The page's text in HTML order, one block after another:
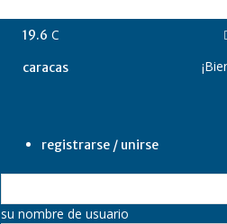
19.6 C
caracas
registrarse / unirse
su nombre de usuario